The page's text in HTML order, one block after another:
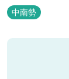
も最適です。
中南勢